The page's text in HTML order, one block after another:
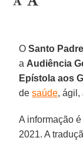
OSanto Padre
a Audiência
Epístola aos
desaúde, ágil,
A informação
2021. A